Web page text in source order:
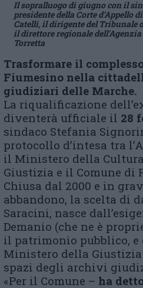
Il sopralluogo di giugno con il
presidente della Corte d’Appello
Catelli, il dirigente del Tribunale
il direttore regionale
Torretta
Trasformare il
Fiumesino nella
giudiziari delle Marche.
La riqualificazione
diventerà ufficiale il 28
sindaco Stefania
protocollo d’intesa tra
il Ministero della
Giustizia e il Comune di
Chiusa dal 2000 e in
abbandono, la scelta di
Saracini, nasce
Demanio (che ne è
il patrimonio pubblico, e
Ministero della
spazi degli archivi
«Per il Comune – ha